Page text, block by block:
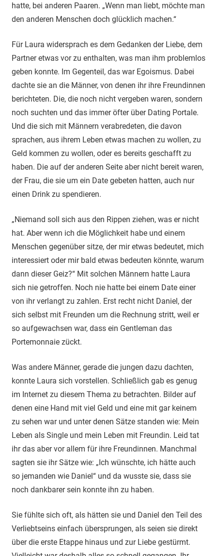
hatte, bei anderen Paaren. „Wenn man liebt, möchte man
den anderen Menschen doch glücklich machen.“
Für Laura widersprach es dem Gedanken der Liebe, dem
Partner etwas vor zu enthalten, was man ihm problemlos
geben konnte. Im Gegenteil, das war Egoismus. Dabei
dachte sie an die Männer, von denen ihr ihre Freundinnen
berichteten. Die, die noch nicht vergeben waren, sondern
noch suchten und das immer öfter über Dating Portale.
Und die sich mit Männern verabredeten, die davon
sprachen, aus ihrem Leben etwas machen zu wollen, zu
Geld kommen zu wollen, oder es bereits geschafft zu
haben. Die auf der anderen Seite aber nicht bereit waren,
der Frau, die sie um ein Date gebeten hatten, auch nur
einen Drink zu spendieren.
„Niemand soll sich aus den Rippen ziehen, was er nicht
hat. Aber wenn ich die Möglichkeit habe und einem
Menschen gegenüber sitze, der mir etwas bedeutet, mich
interessiert oder mir bald etwas bedeuten könnte, warum
dann dieser Geiz?“ Mit solchen Männern hatte Laura
sich nie getroffen. Noch nie hatte bei einem Date einer
von ihr verlangt zu zahlen. Erst recht nicht Daniel, der
sich selbst mit Freunden um die Rechnung stritt, weil er
so aufgewachsen war, dass ein Gentleman das
Portemonnaie zückt.
Was andere Männer, gerade die jungen dazu dachten,
konnte Laura sich vorstellen. Schließlich gab es genug
im Internet zu diesem Thema zu betrachten. Bilder auf
denen eine Hand mit viel Geld und eine mit gar keinem
zu sehen war und unter denen Sätze standen wie: Mein
Leben als Single und mein Leben mit Freundin. Leid tat
ihr das aber vor allem für ihre Freundinnen. Manchmal
sagten sie ihr Sätze wie: „Ich wünschte, ich hätte auch
so jemanden wie Daniel“ und da wusste sie, dass sie
noch dankbarer sein konnte ihn zu haben.
Sie fühlte sich oft, als hätten sie und Daniel den Teil des
Verliebtseins einfach übersprungen, als seien sie direkt
über die erste Etappe hinaus und zur Liebe gestürmt.